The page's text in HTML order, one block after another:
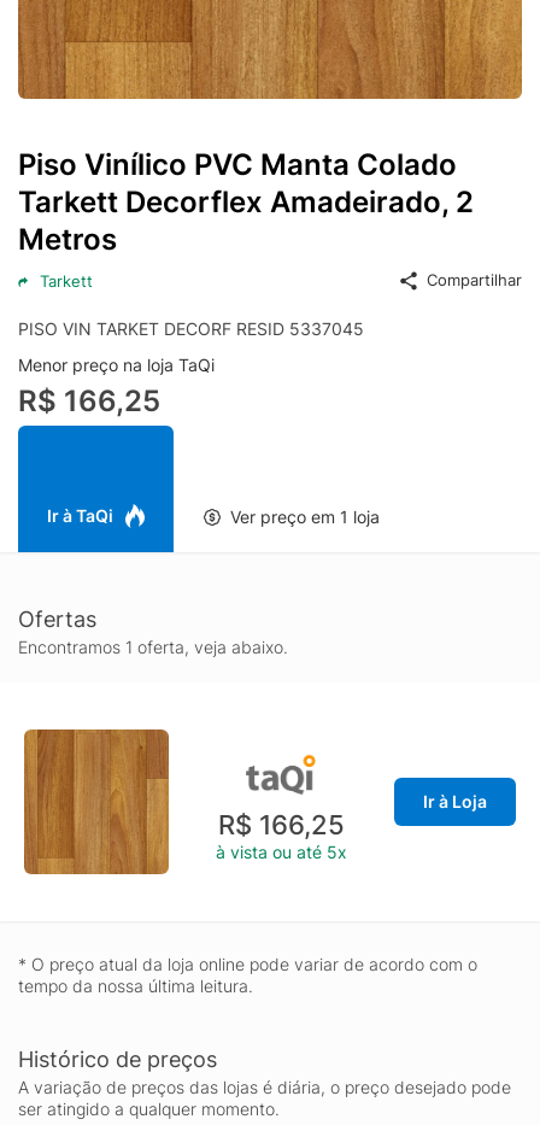
Piso Vinílico PVC Manta Colado
Tarkett Decorflex Amadeirado, 2
Metros
Tarkett Compartilhar
PISO VIN TARKET DECORF RESID 5337045
Menor preço na loja TaQi
R$ 166,25
Ir à TaQi Ver preço em 1 loja
Ofertas
Encontramos 1 oferta, veja abaixo.
R$ 166,25
à vista ou até 5x
Ir à Loja
* O preço atual da loja online pode variar de acordo com o
tempo da nossa última leitura.
Histórico de preços
A variação de preços das lojas é diária, o preço desejado pode
ser atingido a qualquer momento.